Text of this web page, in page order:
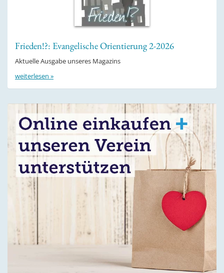
Frieden!?: Evangelische Orientierung 2-2026
Aktuelle Ausgabe unseres Magazins
weiterlesen »